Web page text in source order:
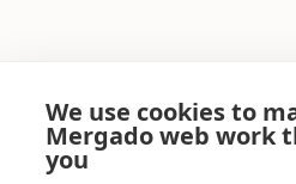
We use cookies to
Mergado web work
you